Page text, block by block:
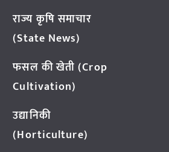
राज्य कृषि समाचार
(State News)
फसल की खेती (Crop
Cultivation)
उद्यानिकी
(Horticulture)